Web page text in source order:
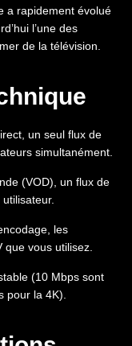
a rapidement évolué
l’une des
de la télévision.
un seul flux de
simultanément.
(VOD), un flux de
les
vous utilisez.
(10 Mbps sont
pour la 4K).